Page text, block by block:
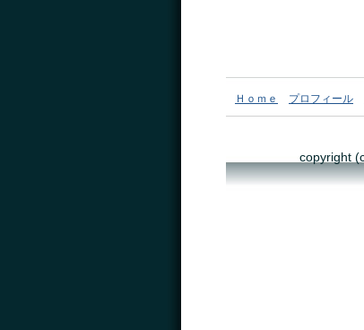
Ｈｏｍｅ プロフィール
copyright